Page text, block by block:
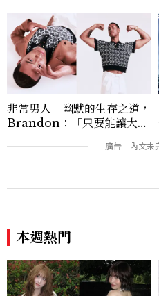
非常男人｜幽默的生存之道，
Brandon：「只要能讓大家
讓敵人成為朋友。」
想換髮色先看她！TWICE